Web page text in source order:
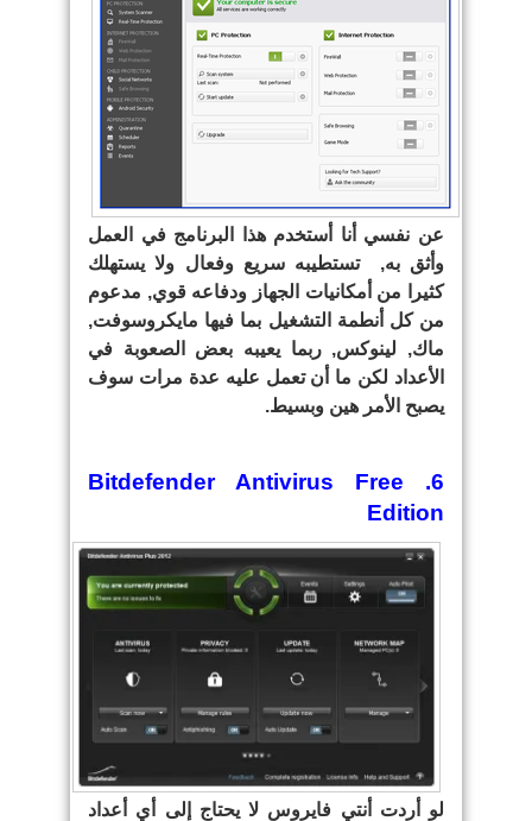
عن نفسي أنا أستخدم هذا البرنامج في العمل
وأثق به, تستطيبه سريع وفعال ولا يستهلك
كثيرا من أمكانيات الجهاز ودفاعه قوي, مدعوم
من كل أنطمة التشغيل بما فيها مايكروسوفت,
ماك, لينوكس, ربما يعيبه بعض الصعوبة في
الأعداد لكن ما أن تعمل عليه عدة مرات سوف
يصبح الأمر هين وبسيط.
6. Bitdefender Antivirus Free
Edition
لو أردت أنتي فايروس لا يحتاج إلى أي أعداد